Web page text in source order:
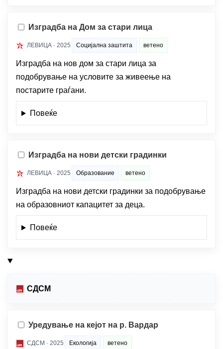
Изградба на Дом за стари лица
ЛЕВИЦА · 2025 Социјална заштита ветено
Изградба на нов дом за стари лица за
подобрување на условите за живеење на
постарите граѓани.
Повеќе
Изградба на нови детски градинки
ЛЕВИЦА · 2025 Образование ветено
Изградба на нови детски градинки за подобрување
на образовниот капацитет за деца.
Повеќе
СДСМ
Уредување на кејот на р. Вардар
СДСМ · 2025 Екологија ветено